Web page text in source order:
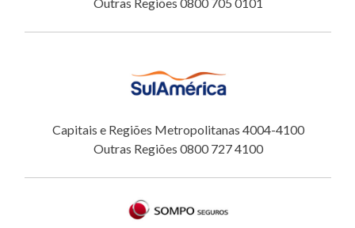
Capitais e Regiões Metropolitanas 4004-4100
Outras Regiões 0800 727 4100